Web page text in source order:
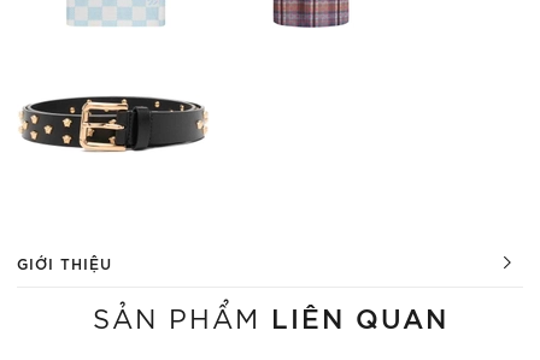
GIỚI THIỆU
SẢN PHẨM LIÊN QUAN